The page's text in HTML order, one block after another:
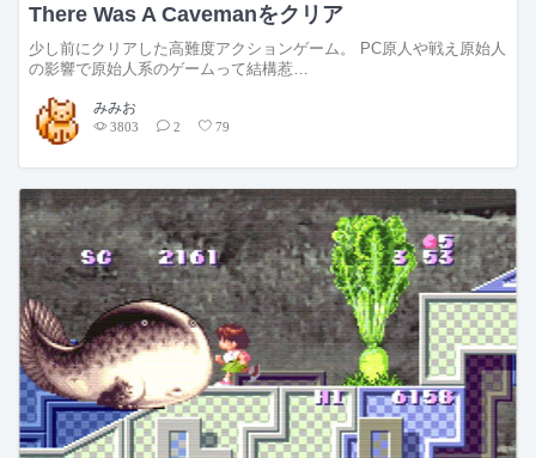
There Was A Cavemanをクリア
少し前にクリアした高難度アクションゲーム。 PC原人や戦え原始人
の影響で原始人系のゲームって結構惹…
みみお
3803 2 79